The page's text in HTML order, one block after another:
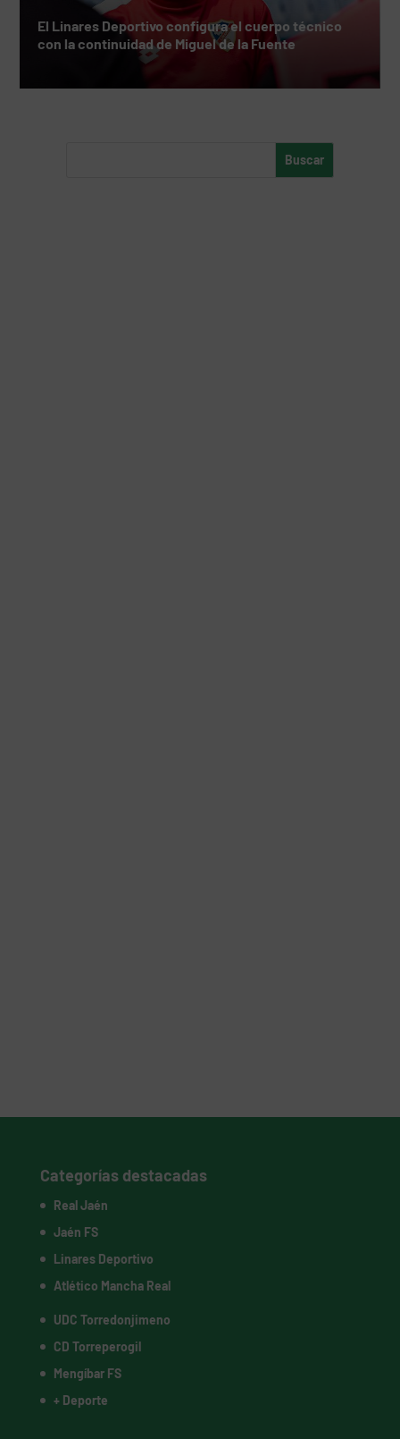
El Linares Deportivo configura el cuerpo técnico
con la continuidad de Miguel de la Fuente
Categorías destacadas
Real Jaén
Jaén FS
Linares Deportivo
Atlético Mancha Real
UDC Torredonjimeno
CD Torreperogil
Mengíbar FS
+ Deporte